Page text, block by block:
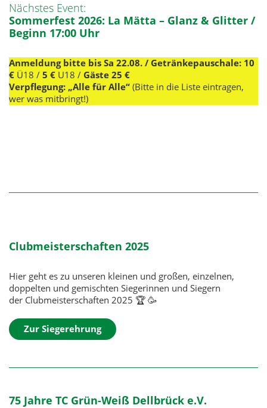
Nächstes Event:
Sommerfest 2026: La Mätta – Glanz & Glitter /
Beginn 17:00 Uhr
Anmeldung bitte bis Sa 22.08./ Getränkepauschale: 10
€ Ü18 /5 € U18 / Gäste 25 €
Verpflegung: „Alle für Alle“(Bitte in die Liste eintragen,
wer was mitbringt!)
Clubmeisterschaften 2025
Hier geht es zu unseren kleinen und großen, einzelnen,
doppelten und gemischten Siegerinnen und Siegern
der Clubmeisterschaften 2025 🏆 🥳
Zur Siegerehrung
75 Jahre TC Grün-Weiß Dellbrück e.V.